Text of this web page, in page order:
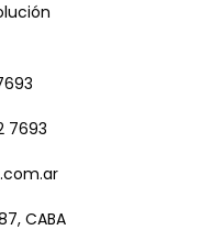
7693
CABA